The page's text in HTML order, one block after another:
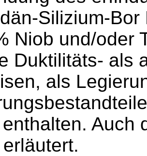
Silizium-
Niob und/oder
Duktilitäts- als
als
Auch